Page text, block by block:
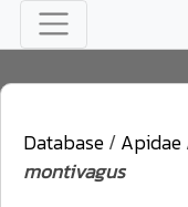
Database/Apidae
montivagus